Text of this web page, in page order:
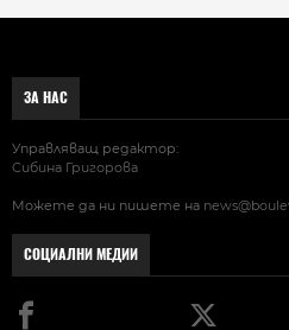
ЗА НАС
Управляващ редактор:
Сибина Григорова
Можете да ни пишете на
СОЦИАЛНИ МЕДИИ